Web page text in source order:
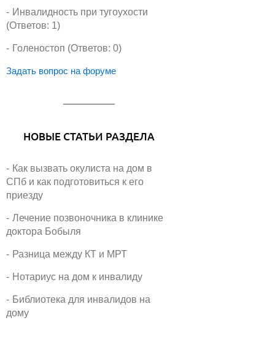
Инвалидность при тугоухости
(Ответов: 1)
Голеностоп (Ответов: 0)
Задать вопрос на форуме
НОВЫЕ СТАТЬИ РАЗДЕЛА
Как вызвать окулиста на дом в
СПб и как подготовиться к его
приезду
Лечение позвоночника в клинике
доктора Бобыля
Разница между КТ и МРТ
Нотариус на дом к инвалиду
Библиотека для инвалидов на
дому